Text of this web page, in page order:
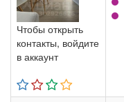
Чтобы открыть
контакты, войдите
в аккаунт